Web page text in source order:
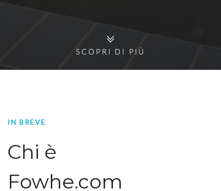
SCOPRI DI PIÙ
SCOPRI DI PIÙ
IN BREVE
Chi è
Fowhe.com